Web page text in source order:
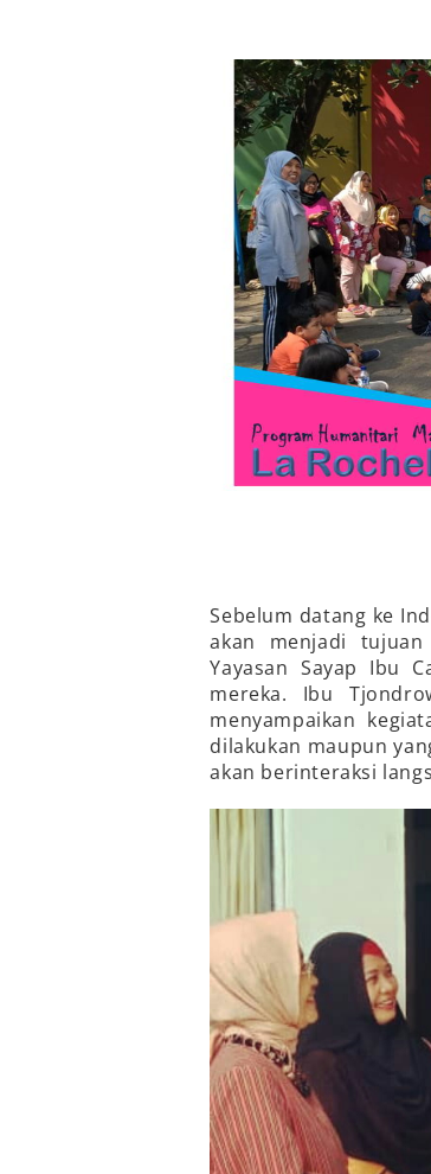
Sebelum datang ke
akan menjadi
Yayasan Sayap Ibu
mereka. Ibu
menyampaikan
dilakukan maupun
akan berinteraksi